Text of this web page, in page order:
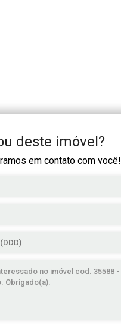
deste imóvel?
em contato com você!